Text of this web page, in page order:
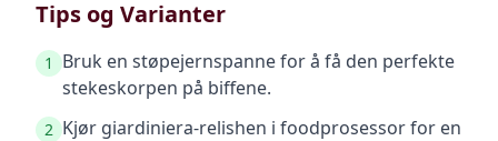
Tips og Varianter
1
Bruk en støpejernspanne for å få den perfekte
stekeskorpen på biffene.
2 Kjør giardiniera-relishen i foodprosessor for en